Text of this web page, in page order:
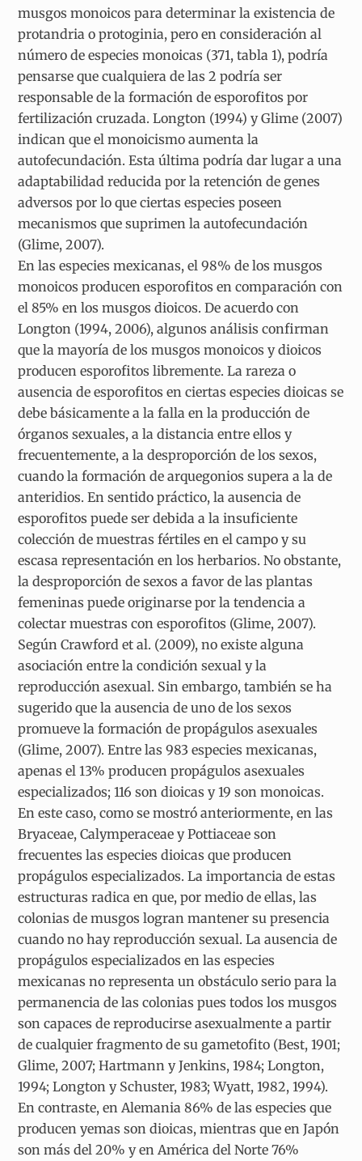
musgos monoicos para determinar la existencia de
protandria o protoginia, pero en consideración al
número de especies monoicas (371, tabla 1), podría
pensarse que cualquiera de las 2 podría ser
responsable de la formación de esporofitos por
fertilización cruzada. Longton (1994) y Glime (2007)
indican que el monoicismo aumenta la
autofecundación. Esta última podría dar lugar a una
adaptabilidad reducida por la retención de genes
adversos por lo que ciertas especies poseen
mecanismos que suprimen la autofecundación
(Glime, 2007).
En las especies mexicanas, el 98% de los musgos
monoicos producen esporofitos en comparación con
el 85% en los musgos dioicos. De acuerdo con
Longton (1994, 2006), algunos análisis confirman
que la mayoría de los musgos monoicos y dioicos
producen esporofitos libremente. La rareza o
ausencia de esporofitos en ciertas especies dioicas se
debe básicamente a la falla en la producción de
órganos sexuales, a la distancia entre ellos y
frecuentemente, a la desproporción de los sexos,
cuando la formación de arquegonios supera a la de
anteridios. En sentido práctico, la ausencia de
esporofitos puede ser debida a la insuficiente
colección de muestras fértiles en el campo y su
escasa representación en los herbarios. No obstante,
la desproporción de sexos a favor de las plantas
femeninas puede originarse por la tendencia a
colectar muestras con esporofitos (Glime, 2007).
Según Crawford et al. (2009), no existe alguna
asociación entre la condición sexual y la
reproducción asexual. Sin embargo, también se ha
sugerido que la ausencia de uno de los sexos
promueve la formación de propágulos asexuales
(Glime, 2007). Entre las 983 especies mexicanas,
apenas el 13% producen propágulos asexuales
especializados; 116 son dioicas y 19 son monoicas.
En este caso, como se mostró anteriormente, en las
Bryaceae, Calymperaceae y Pottiaceae son
frecuentes las especies dioicas que producen
propágulos especializados. La importancia de estas
estructuras radica en que, por medio de ellas, las
colonias de musgos logran mantener su presencia
cuando no hay reproducción sexual. La ausencia de
propágulos especializados en las especies
mexicanas no representa un obstáculo serio para la
permanencia de las colonias pues todos los musgos
son capaces de reproducirse asexualmente a partir
de cualquier fragmento de su gametofito (Best, 1901;
Glime, 2007; Hartmann y Jenkins, 1984; Longton,
1994; Longton y Schuster, 1983; Wyatt, 1982, 1994).
En contraste, en Alemania 86% de las especies que
producen yemas son dioicas, mientras que en Japón
son más del 20% y en América del Norte 76%